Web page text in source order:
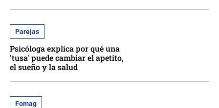
Parejas
Psicóloga explica por qué una
'tusa' puede cambiar el apetito,
el sueño y la salud
Fomag